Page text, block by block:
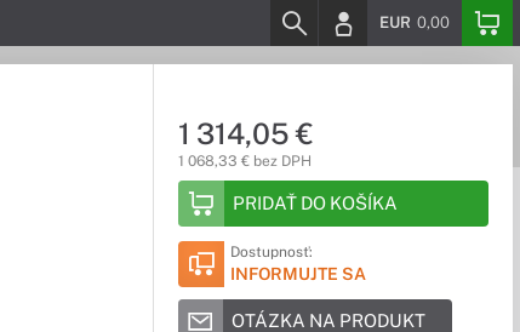
EUR 0,00
1 314,05 €
1 068,33 € bez DPH
PRIDAŤ DO KOŠÍKA
Dostupnosť:
INFORMUJTE SA
OTÁZKA NA PRODUKT